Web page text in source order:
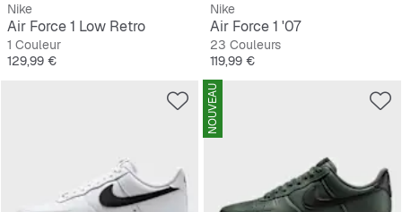
Nike
Air Force 1 Low Retro
1 Couleur
Prix
129,99 €
Nike
Air Force 1 '07
23 Couleurs
Prix
119,99 €
NOUVEAU